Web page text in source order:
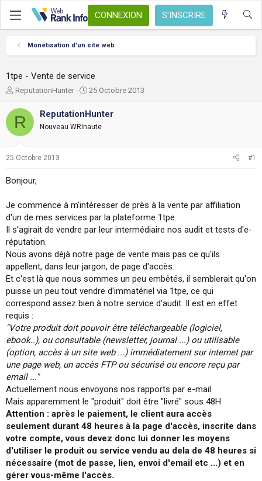
CONNEXION S'INSCRIRE
Monétisation d'un site web
1tpe - Vente de service
A
t
e
d
a
s
c
s
s
o
n
ReputationHunter
D
t
d
25 Octobre 2013
R ReputationHunter
Nouveau WRInaute
25 Octobre 2013 #1
Bonjour,
Je commence à m'intéresser de près à la vente par affiliation
d'un de mes services par la plateforme 1tpe.
Il s'agirait de vendre par leur intermédiaire nos audit et tests d'e-
réputation.
Nous avons déjà notre page de vente mais pas ce qu'ils
appellent, dans leur jargon, de page d'accès.
Et c'est là que nous sommes un peu embêtés, il semblerait qu'on
puisse un peu tout vendre d'immatériel via 1tpe, ce qui
correspond assez bien à notre service d'audit. Il est en effet
requis :
"Votre produit doit pouvoir être téléchargeable (logiciel,
ebook..), ou consultable (newsletter, journal ...) ou utilisable
(option, accès à un site web ...) immédiatement sur internet par
une page web, un accès FTP ou sécurisé ou encore reçu par
email ..."
Actuellement nous envoyons nos rapports par e-mail
Mais apparemment le "produit" doit être "livré" sous 48H
Attention : après le paiement, le client aura accès
seulement durant 48 heures à la page d'accès, inscrite dans
votre compte, vous devez donc lui donner les moyens
d'utiliser le produit ou service vendu au dela de 48 heures si
nécessaire (mot de passe, lien, envoi d'email etc ...) et en
gérer vous-même l'accès.